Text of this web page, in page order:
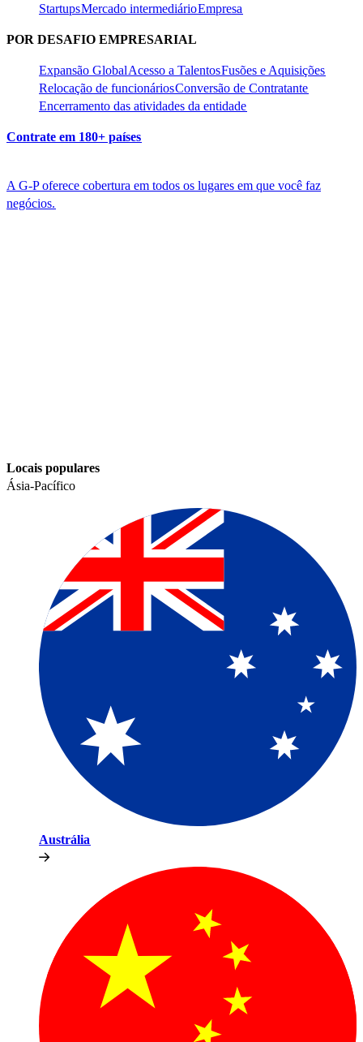
Startups​​Mercado intermediário​​Empresa​​
POR DESAFIO EMPRESARIAL​​
Expansão Global​​Acesso a Talentos​​Fusões e Aquisições​​
Relocação de funcionários​​Conversão de Contratante​​
Encerramento das atividades da entidade​​
Contrate em 180+ países​​
A G-P oferece cobertura em todos os lugares em que você faz
negócios.​​
Locais populares​​
Ásia-Pacífico​​
Austrália​​